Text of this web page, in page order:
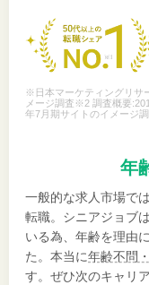
※日本マーケティングリサ
メージ調査※2 調査概要
年7月期サイトのイメージ
年
一般的な求人市場で
転職。シニアジョブは
いる為、年齢を理由
た。本当に年齢不問
す。ぜひ次のキャリ